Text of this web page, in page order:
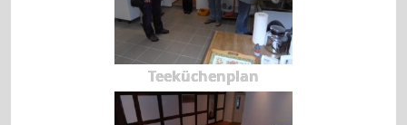
Teeküchenplan